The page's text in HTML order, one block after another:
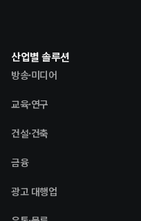
산업별 솔루션
방송·미디어
교육·연구
건설·건축
금융
광고 대행업